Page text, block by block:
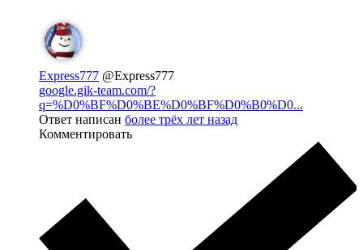
Express777 @Express777
google.gik-team.com/?
q=%D0%BF%D0%BE%D0%BF%D0%B0%D0...
Ответ написан более трёх лет назад
Комментировать